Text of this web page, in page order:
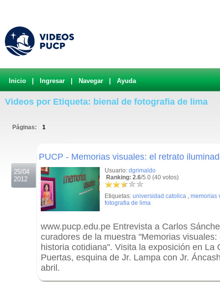
Inicio Ingresar Navegar Ayuda
Videos por Etiqueta: bienal de fotografia de lima
Páginas: 1
25/04
2012
PUCP - Memorias visuales: el retrato
Usuario: dgrimaldo
Ranking: 2.6/5.0 (40 votos)
Etiquetas: universidad catolica , memorias
fotografia de lima
www.pucp.edu.pe Entrevista a Carlos
curadores de la muestra "Memorias
historia cotidiana". Visita la exposición en La
Puertas, esquina de Jr. Lampa con Jr.
abril.